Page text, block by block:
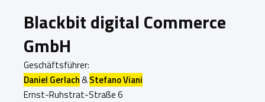
Blackbit digital Commerce
GmbH
Geschäftsführer:
Daniel Gerlach&Stefano Viani
Ernst-Ruhstrat-Straße 6